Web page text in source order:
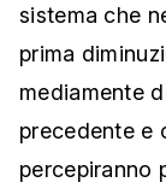
sistema che
prima
mediamente
precedente e
percepiranno